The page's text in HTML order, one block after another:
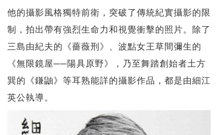
他的攝影風格獨特前衛，突破了傳統紀實攝影的限
制，拍出帶有強烈生命力和視覺衝擊的照片。除了
三島由紀夫的《薔薇刑》、波點女王草間彌生的
《無限鏡屋──陽具原野》，乃至舞踏創始者土方
巽的《鎌鼬》等耳熟能詳的攝影作品，都是由細江
英公執導。